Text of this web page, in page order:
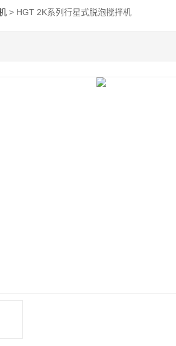
> HGT 2K系列行星式脱泡搅拌机